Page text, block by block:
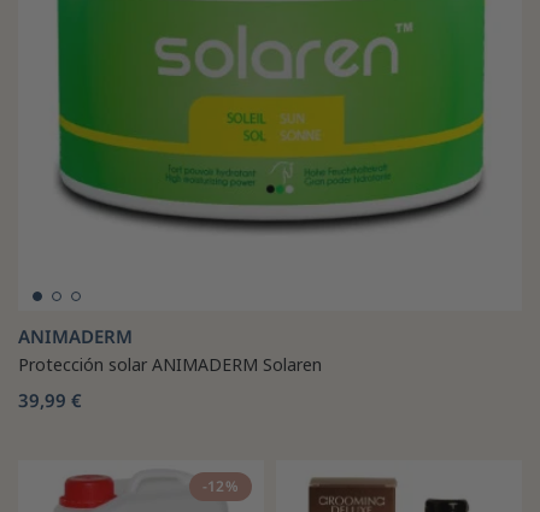
ANIMADERM
Protección solar ANIMADERM Solaren
39,99 €
-12%